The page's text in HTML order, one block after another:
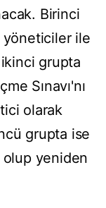
Birinci
yöneticiler ile
grupta
Sınavı'nı
olarak
grupta ise
olup yeniden